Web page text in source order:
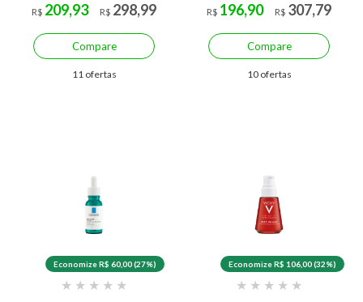
R$ 209,93
R$ 298,99
Compare
11 ofertas
R$ 196,90
R$ 307,79
Compare
10 ofertas
Economize R$ 60,00 (27%)
★ ★ ★ ★ ★
Economize R$ 106,00 (32%)
★ ★ ★ ★ ★